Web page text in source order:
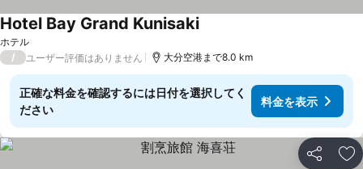
ホテル
Hotel Bay Grand Kunisaki
/ ユーザー評価はありません 大分空港まで8.0 km
正確な料金を確認するには日付を選択してく
ださい
料金を表示
シェア お